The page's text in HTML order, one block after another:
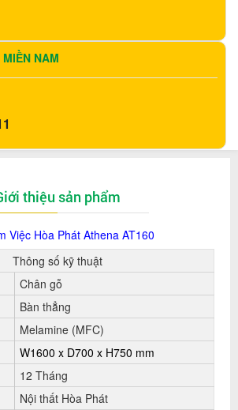
NAM
thiệu sản phẩm
Việc Hòa Phát AthenaAT160
Thông số kỹ thuật
Chân gỗ
Bàn thẳng
Melamine (MFC)
W1600 x D700 x H750 mm
12 Tháng
Nội thất Hòa Phát